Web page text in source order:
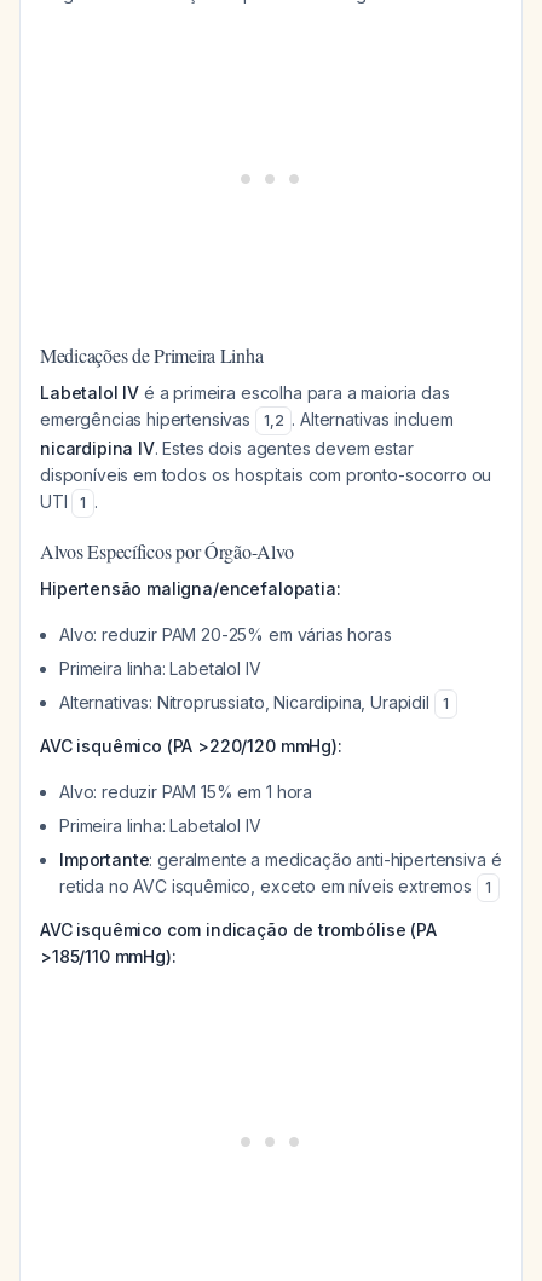
Medicações de Primeira Linha
Labetalol IV é a primeira escolha para a maioria das
emergências hipertensivas
1,2 . Alternativas incluem
nicardipina IV. Estes dois agentes devem estar
disponíveis em todos os hospitais com pronto-socorro ou
UTI
1 .
Alvos Específicos por Órgão-Alvo
Hipertensão maligna/encefalopatia:
Alvo: reduzir PAM 20-25% em várias horas
Primeira linha: Labetalol IV
Alternativas: Nitroprussiato, Nicardipina, Urapidil
1
AVC isquêmico (PA >220/120 mmHg):
Alvo: reduzir PAM 15% em 1 hora
Primeira linha: Labetalol IV
Importante: geralmente a medicação anti-hipertensiva é
retida no AVC isquêmico, exceto em níveis extremos
1
AVC isquêmico com indicação de trombólise (PA
>185/110 mmHg):